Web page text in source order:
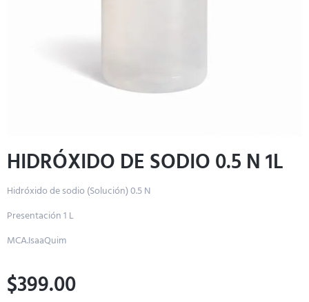
HIDRÓXIDO DE SODIO 0.5 N 1L
Hidróxido de sodio (Solución) 0.5 N
Presentación 1 L
MCA.IsaaQuim
$399.00